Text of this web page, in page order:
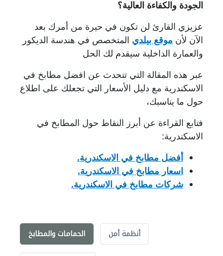
الجودة والكفاءة العالية؟
عزيزي القارئ لن تكون في حيرة من أمرك بعد
الآن لأن موقع بيلدي المتخصص في هندسة الديكور
والعمارة الداخلية سيقدم لك الحل
عبر هذه المقالة التي تتحدث عن افضل مطابخ في
الاسكندرية مع دليل الأسعار التي تجعلك على اطلاع
حول ما يناسبك،
فتابع القراءة عن أبرز النقاط حول المطابخ في
الاسكندرية:
أفضل مطابخ في الاسكندرية.
اسعار مطابخ في الاسكندرية.
شركات مطابخ في الاسكندرية.
الحمامات والمطابخ أنظمة أمن